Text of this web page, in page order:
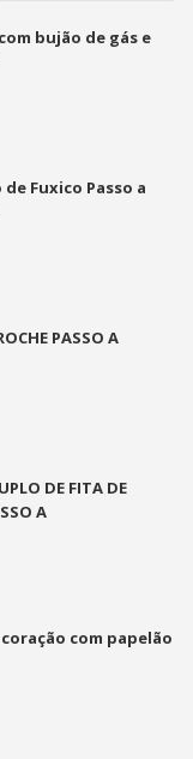
bujão de gás e
Fuxico Passo a
PASSO A
DE FITA DE
A
com papelão